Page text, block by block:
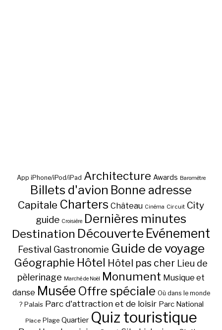
App iPhone/iPod/iPad Architecture Awards Baromètre
Billets d'avion Bonne adresse
Capitale Charters Château Cinéma Circuit City
guide Croisière Dernières minutes
Destination Découverte Evénement
Festival Gastronomie Guide de voyage
Géographie Hôtel Hôtel pas cher Lieu de
pèlerinage Marché de Noël Monument Musique et
danse Musée Offre spéciale Où dans le monde
? Palais Parc d'attraction et de loisir Parc National
Place Plage Quartier Quiz touristique